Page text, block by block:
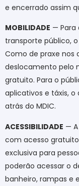
e encerrado assim
MOBILIDADE — Para
transporte público,
Como de praxe nos
deslocamento pelo
gratuito. Para o
aplicativos e táxis,
atrás do MDIC.
ACESSIBILIDADE —
com acesso
exclusiva para
poderão acessar o
banheiro, rampas e